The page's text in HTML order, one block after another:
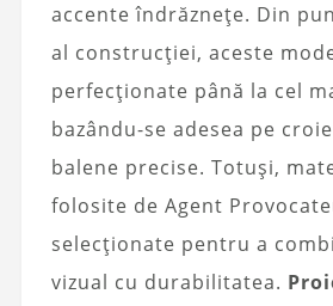
accente îndrăznețe. Din
al construcției, aceste
perfecționate până la cel
bazându-se adesea pe
balene precise. Totuși,
folosite de Agent
selecționate pentru a
vizual cu durabilitatea.